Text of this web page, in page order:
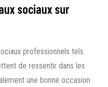
sociaux sur
professionnels tels
de ressentir dans les
une bonne occasion